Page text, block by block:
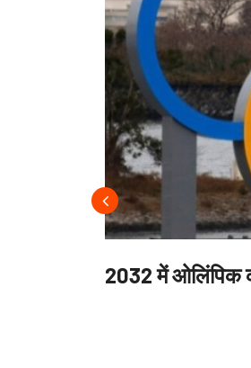
2032 में ओलिंपिक